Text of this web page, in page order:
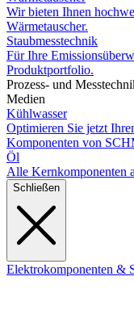
Wir bieten Ihnen
Wärmetauscher.
Staubmesstechnik
Für Ihre
Produktportfolio.
Prozess- und
Medien
Kühlwasser
Optimieren Sie jetzt
Komponenten von
Öl
Alle Kernkomponenten
Schließen
Elektrokomponenten &